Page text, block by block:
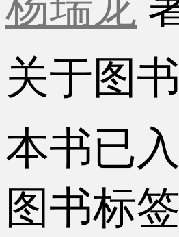
关于图书
本书已
图书标